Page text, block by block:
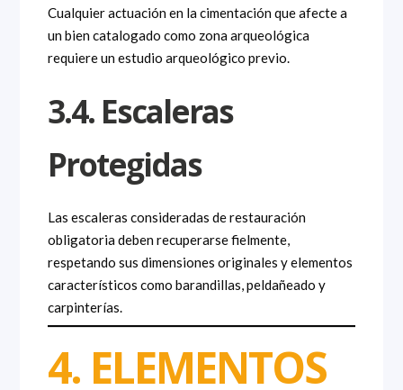
Cualquier actuación en la cimentación que afecte a
un bien catalogado como zona arqueológica
requiere un estudio arqueológico previo.
3.4. Escaleras
Protegidas
Las escaleras consideradas de restauración
obligatoria deben recuperarse fielmente,
respetando sus dimensiones originales y elementos
característicos como barandillas, peldañeado y
carpinterías.
4. ELEMENTOS